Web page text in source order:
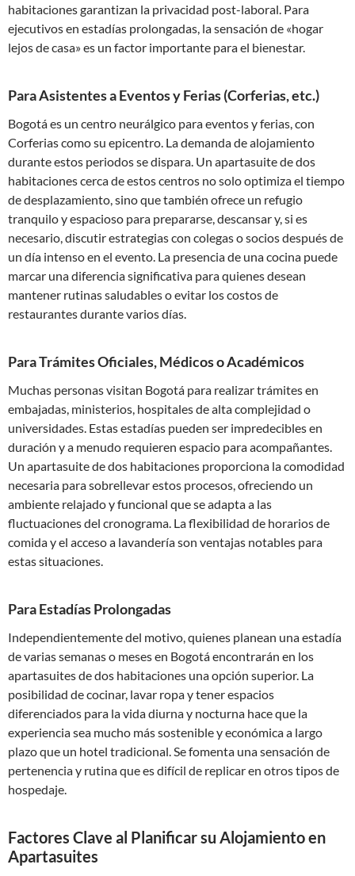
habitaciones garantizan la privacidad post-laboral. Para
ejecutivos en estadías prolongadas, la sensación de «hogar
lejos de casa» es un factor importante para el bienestar.
Para Asistentes a Eventos y Ferias (Corferias, etc.)
Bogotá es un centro neurálgico para eventos y ferias, con
Corferias como su epicentro. La demanda de alojamiento
durante estos periodos se dispara. Un apartasuite de dos
habitaciones cerca de estos centros no solo optimiza el tiempo
de desplazamiento, sino que también ofrece un refugio
tranquilo y espacioso para prepararse, descansar y, si es
necesario, discutir estrategias con colegas o socios después de
un día intenso en el evento. La presencia de una cocina puede
marcar una diferencia significativa para quienes desean
mantener rutinas saludables o evitar los costos de
restaurantes durante varios días.
Para Trámites Oficiales, Médicos o Académicos
Muchas personas visitan Bogotá para realizar trámites en
embajadas, ministerios, hospitales de alta complejidad o
universidades. Estas estadías pueden ser impredecibles en
duración y a menudo requieren espacio para acompañantes.
Un apartasuite de dos habitaciones proporciona la comodidad
necesaria para sobrellevar estos procesos, ofreciendo un
ambiente relajado y funcional que se adapta a las
fluctuaciones del cronograma. La flexibilidad de horarios de
comida y el acceso a lavandería son ventajas notables para
estas situaciones.
Para Estadías Prolongadas
Independientemente del motivo, quienes planean una estadía
de varias semanas o meses en Bogotá encontrarán en los
apartasuites de dos habitaciones una opción superior. La
posibilidad de cocinar, lavar ropa y tener espacios
diferenciados para la vida diurna y nocturna hace que la
experiencia sea mucho más sostenible y económica a largo
plazo que un hotel tradicional. Se fomenta una sensación de
pertenencia y rutina que es difícil de replicar en otros tipos de
hospedaje.
Factores Clave al Planificar su Alojamiento en
Apartasuites